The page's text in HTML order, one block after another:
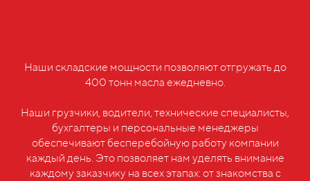
Наши складские мощности позволяют отгружать до
400 тонн масла ежедневно.
Наши грузчики, водители, технические специалисты,
бухгалтеры и персональные менеджеры
обеспечивают бесперебойную работу компании
каждый день. Это позволяет нам уделять внимание
каждому заказчику на всех этапах: от знакомства с